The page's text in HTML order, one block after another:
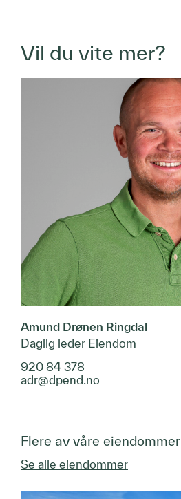
Vil du vite mer?
Amund Drønen Ringdal
Daglig leder Eiendom
920 84 378
adr@dpend.no
Flere av våre eiendommer
Se alle eiendommer